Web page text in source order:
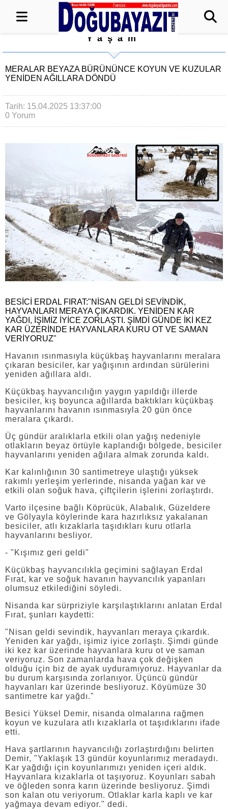
Yaşam
MERALAR BEYAZA BÜRÜNÜNCE KOYUN VE KUZULAR
YENİDEN AĞILLARA DÖNDÜ
Tarih: 15.04.2025 13:37:00
0 Yorum
BESİCİ ERDAL FIRAT:"NİSAN GELDİ SEVİNDİK,
HAYVANLARI MERAYA ÇIKARDIK. YENİDEN KAR
YAĞDI, İŞİMİZ İYİCE ZORLAŞTI. ŞİMDİ GÜNDE İKİ KEZ
KAR ÜZERİNDE HAYVANLARA KURU OT VE SAMAN
VERİYORUZ"
Havanın ısınmasıyla küçükbaş hayvanlarını meralara
çıkaran besiciler, kar yağışının ardından sürülerini
yeniden ağıllara aldı.
Küçükbaş hayvancılığın yaygın yapıldığı illerde
besiciler, kış boyunca ağıllarda baktıkları küçükbaş
hayvanlarını havanın ısınmasıyla 20 gün önce
meralara çıkardı.
Üç gündür aralıklarla etkili olan yağış nedeniyle
otlakların beyaz örtüyle kaplandığı bölgede, besiciler
hayvanlarını yeniden ağılara almak zorunda kaldı.
Kar kalınlığının 30 santimetreye ulaştığı yüksek
rakımlı yerleşim yerlerinde, nisanda yağan kar ve
etkili olan soğuk hava, çiftçilerin işlerini zorlaştırdı.
Varto ilçesine bağlı Köprücük, Alabalık, Güzeldere
ve Gölyayla köylerinde kara hazırlıksız yakalanan
besiciler, atlı kızaklarla taşıdıkları kuru otlarla
hayvanlarını besliyor.
- "Kışımız geri geldi"
Küçükbaş hayvancılıkla geçimini sağlayan Erdal
Fırat, kar ve soğuk havanın hayvancılık yapanları
olumsuz etkilediğini söyledi.
Nisanda kar sürpriziyle karşılaştıklarını anlatan Erdal
Fırat, şunları kaydetti:
"Nisan geldi sevindik, hayvanları meraya çıkardık.
Yeniden kar yağdı, işimiz iyice zorlaştı. Şimdi günde
iki kez kar üzerinde hayvanlara kuru ot ve saman
veriyoruz. Son zamanlarda hava çok değişken
olduğu için biz de ayak uyduramıyoruz. Hayvanlar da
bu durum karşısında zorlanıyor. Üçüncü gündür
hayvanları kar üzerinde besliyoruz. Köyümüze 30
santimetre kar yağdı."
Besici Yüksel Demir, nisanda olmalarına rağmen
koyun ve kuzulara atlı kızaklarla ot taşıdıklarını ifade
etti.
Hava şartlarının hayvancılığı zorlaştırdığını belirten
Demir, "Yaklaşık 13 gündür koyunlarımız meradaydı.
Kar yağdığı için koyunlarımızı yeniden içeri aldık.
Hayvanlara kızaklarla ot taşıyoruz. Koyunları sabah
ve öğleden sonra karın üzerinde besliyoruz. Şimdi
son kalan otu veriyorum. Otlaklar karla kaplı ve kar
yağmaya devam ediyor." dedi.